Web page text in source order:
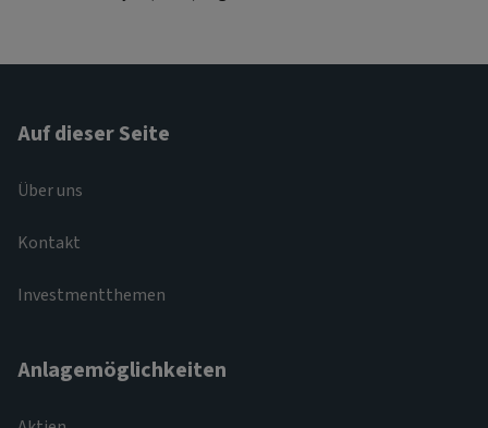
Auf dieser Seite
Über uns
Kontakt
Investmentthemen
Anlagemöglichkeiten